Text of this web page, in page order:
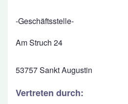
-Geschäftsstelle-
Am Struch 24
53757 Sankt Augustin
Vertreten durch: